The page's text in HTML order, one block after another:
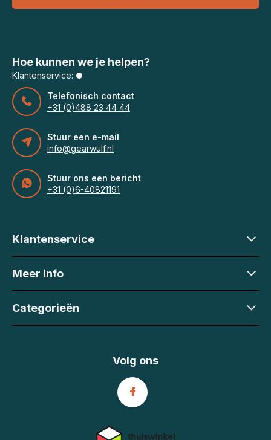
Hoe kunnen we je helpen?
Klantenservice:
Telefonisch contact
+31 (0)488 23 44 44
Stuur een e-mail
info@gearwulf.nl
Stuur ons een bericht
+31 (0)6-40821191
Klantenservice
Meer info
Categorieën
Volg ons